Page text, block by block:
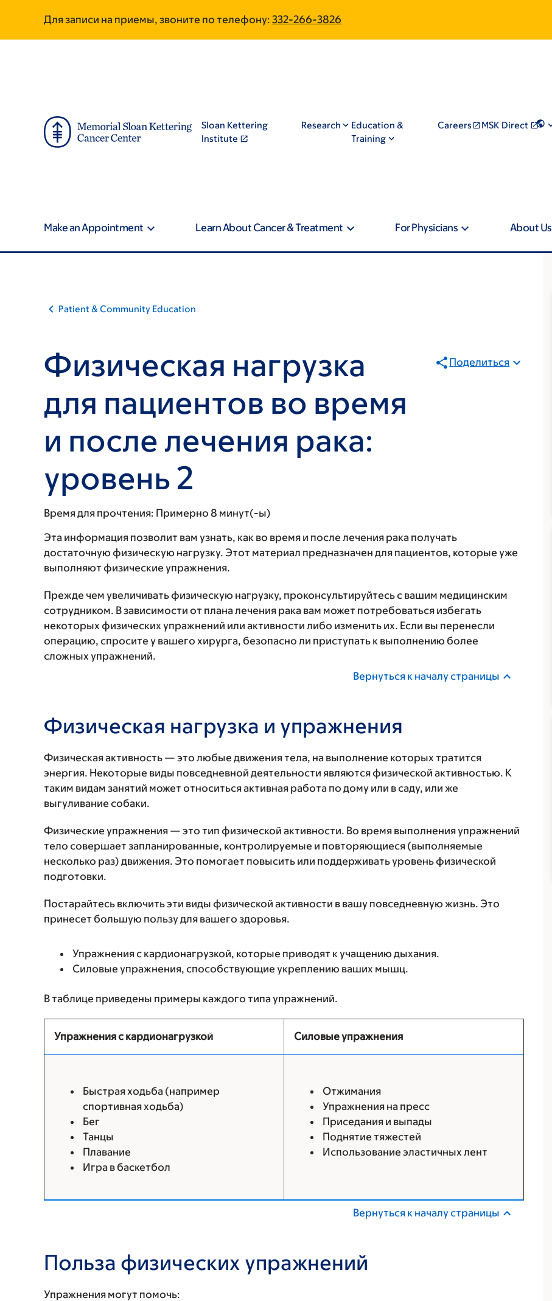
main
footer
Для записи на приемы, звоните по телефону: 332-266-3826
Sloan Kettering
Institute
Research
Education &
Training
Careers MSK Direct
Make an Appointment Learn About Cancer & Treatment For Physicians About Us
Patient & Community Education
Физическая нагрузка
для пациентов во время
и после лечения рака:
уровень 2
Поделиться
Время для прочтения: Примерно 8 минут(-ы)
Эта информация позволит вам узнать, как во время и после лечения рака получать
достаточную физическую нагрузку. Этот материал предназначен для пациентов, которые уже
выполняют физические упражнения.
Прежде чем увеличивать физическую нагрузку, проконсультируйтесь с вашим медицинским
сотрудником. В зависимости от плана лечения рака вам может потребоваться избегать
некоторых физических упражнений или активности либо изменить их. Если вы перенесли
операцию, спросите у вашего хирурга, безопасно ли приступать к выполнению более
сложных упражнений.
Вернуться к началу страницы
Физическая нагрузка и упражнения
Физическая активность — это любые движения тела, на выполнение которых тратится
энергия. Некоторые виды повседневной деятельности являются физической активностью. К
таким видам занятий может относиться активная работа по дому или в саду, или же
выгуливание собаки.
Физические упражнения — это тип физической активности. Во время выполнения упражнений
тело совершает запланированные, контролируемые и повторяющиеся (выполняемые
несколько раз) движения. Это помогает повысить или поддерживать уровень физической
подготовки.
Постарайтесь включить эти виды физической активности в вашу повседневную жизнь. Это
принесет большую пользу для вашего здоровья.
Упражнения с кардионагрузкой, которые приводят к учащению дыхания.
Силовые упражнения, способствующие укреплению ваших мышц.
В таблице приведены примеры каждого типа упражнений.
Упражнения с кардионагрузкой Силовые упражнения
Быстрая ходьба (например
спортивная ходьба)
Бег
Танцы
Плавание
Игра в баскетбол
Отжимания
Упражнения на пресс
Приседания и выпады
Поднятие тяжестей
Использование эластичных лент
Вернуться к началу страницы
Польза физических упражнений
Упражнения могут помочь: